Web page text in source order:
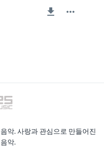
악. 사랑과 관심으로 만들어진
악.